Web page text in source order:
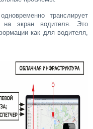
транслирует
на экран водителя. Это
как для водителя,